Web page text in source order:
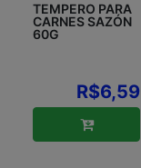
TEMPERO PARA
CARNES SAZÓN
60G
R$6,59